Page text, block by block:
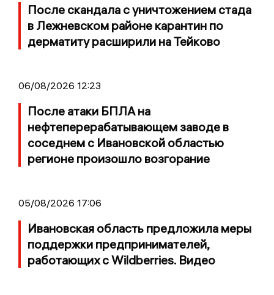
После скандала с уничтожением стада
в Лежневском районе карантин по
дерматиту расширили на Тейково
06/08/2026 12:23
После атаки БПЛА на
нефтеперерабатывающем заводе в
соседнем с Ивановской областью
регионе произошло возгорание
05/08/2026 17:06
Ивановская область предложила меры
поддержки предпринимателей,
работающих с Wildberries. Видео